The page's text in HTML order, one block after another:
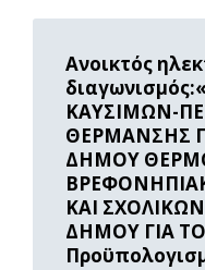
Ανοικτός
ΚΑΥΣΙΜΩΝ-
ΘΕΡΜΑΝΣΗΣ
ΔΗΜΟΥ
ΚΑΙ
ΔΗΜΟΥ ΓΙΑ
Read